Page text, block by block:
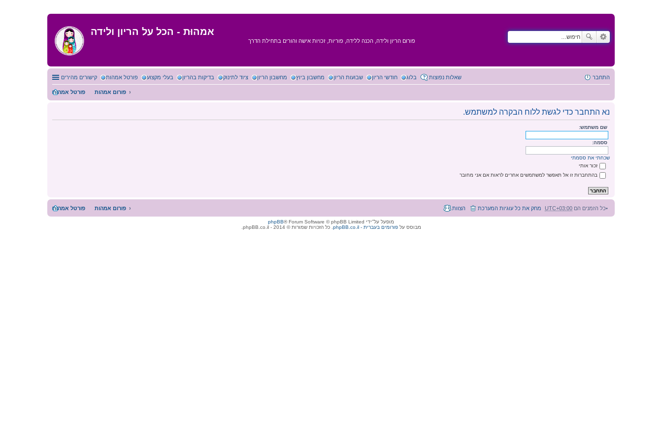
אמהוּת - הכל על הריון ולידה
פורום הריון ולידה, הכנה ללידה, פוריות, זכויות אישה והורים בתחילת הדרך
קישורים מהירים פורטל אמהות בעלי מקצוע בדיקות בהריון ציוד לתינוק מחשבון הריון מחשבון ביוץ שבועות הריון חודשי הריון בלוג שאלות נפוצות התחבר
פורטל אמהות פורום אמהות
נא התחבר כדי לגשת ללוח הבקרה למשתמש.
שם משתמש:
ססמה:
שכחתי את ססמתי
זכור אותי
בהתחברות זו אל תאפשר למשתמשים אחרים לראות אם אני מחובר
פורטל אמהות פורום אמהות כל הזמנים הם UTC+03:00 מחק את כל עוגיות המערכת הצוות
מופעל על־ידי phpBB® Forum Software © phpBB Limited
מבוסס עלphpBB.co.il - פורומים בעברית . כל הזכויות שמורות © 2014 - phpBB.co.il.